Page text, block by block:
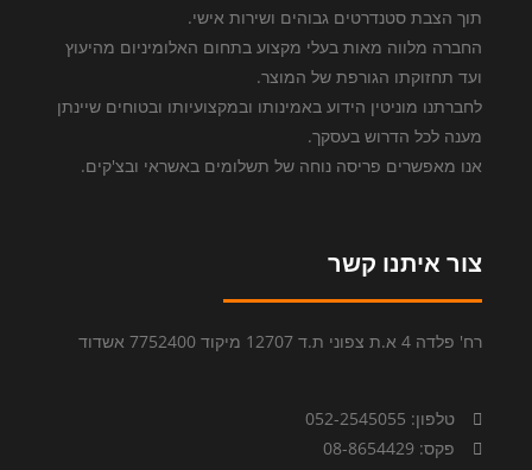
תוך הצבת סטנדרטים גבוהים ושירות אישי.
החברה מלווה מאות בעלי מקצוע בתחום האלומיניום מהיעוץ
ועד תחזוקתו הגורפת של המוצר.
לחברתנו מוניטין הידוע באמינותו ובמקצועיותו ובטוחים שיינתן
מענה לכל הדרוש בעסקך.
אנו מאפשרים פריסה נוחה של תשלומים באשראי ובצ'קים.
צור איתנו קשר
רח' פלדה 4 א.ת צפוני ת.ד 12707 מיקוד 7752400 אשדוד
טלפון: 052-2545055
פקס: 08-8654429